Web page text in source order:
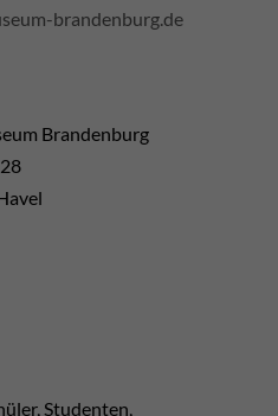
brandenburg.de
Brandenburg
Studenten,